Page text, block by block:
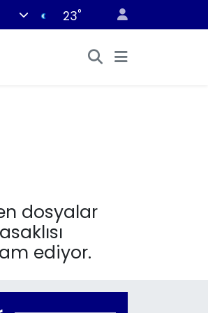
23°
dosyalar
ediyor.